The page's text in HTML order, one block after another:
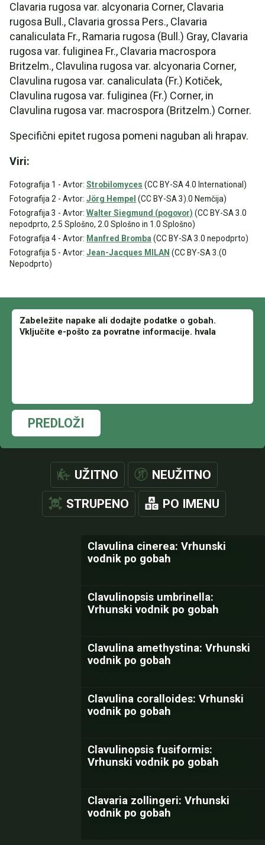
Clavaria rugosa var. alcyonaria Corner, Clavaria
rugosa Bull., Clavaria grossa Pers., Clavaria
canaliculata Fr., Ramaria rugosa (Bull.) Gray, Clavaria
rugosa var. fuliginea Fr., Clavaria macrospora
Britzelm., Clavulina rugosa var. alcyonaria Corner,
Clavulina rugosa var. canaliculata (Fr.) Kotiček,
Clavulina rugosa var. fuliginea (Fr.) Corner, in
Clavulina rugosa var. macrospora (Britzelm.) Corner.
Specifični epitet rugosa pomeni naguban ali hrapav.
Viri:
Fotografija 1 - Avtor: Strobilomyces (CC BY-SA 4.0 International)
Fotografija 2 - Avtor: Jörg Hempel (CC BY-SA 3).0 Nemčija)
Fotografija 3 - Avtor: Walter Siegmund (pogovor) (CC BY-SA 3.0
nepodprto, 2.5 Splošno, 2.0 Splošno in 1.0 Splošno)
Fotografija 4 - Avtor: Manfred Bromba (CC BY-SA 3.0 nepodprto)
Fotografija 5 - Avtor: Jean-Jacques MILAN (CC BY-SA 3.(0
Nepodprto)
PREDLOŽI
UŽITNO NEUŽITNO
STRUPENO PO IMENU
Clavulina cinerea: Vrhunski
vodnik po gobah
Clavulinopsis umbrinella:
Vrhunski vodnik po gobah
Clavulina amethystina: Vrhunski
vodnik po gobah
Clavulina coralloides: Vrhunski
vodnik po gobah
Clavulinopsis fusiformis:
Vrhunski vodnik po gobah
Clavaria zollingeri: Vrhunski
vodnik po gobah